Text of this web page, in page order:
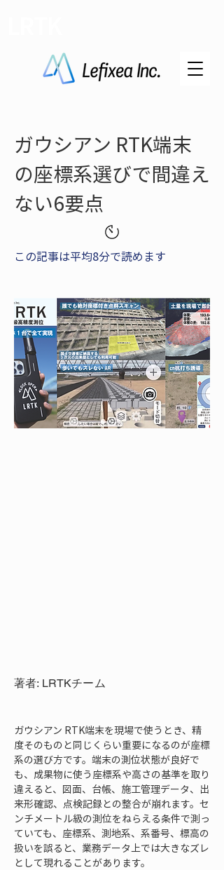
ガウシアン RTK端末
の座標系選びで間違え
ない6要点
この記事は平均8分で読めます
著者: LRTKチーム
ガウシアン RTK端末を現場で使うとき、精
度そのものと同じくらい重要になるのが座標
系の選び方です。端末の測位状態が良好で
も、成果物に使う座標系や高さの基準を取り
違えると、図面、台帳、施工管理データ、出
来形確認、点検記録との整合が崩れます。セ
ンチメートル級の測位をねらえる条件で測っ
ていても、座標系、測地系、系番号、標高の
扱いを誤ると、業務データ上では大きなズレ
として現れることがあります。